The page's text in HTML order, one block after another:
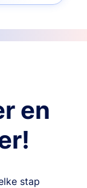
en
stap